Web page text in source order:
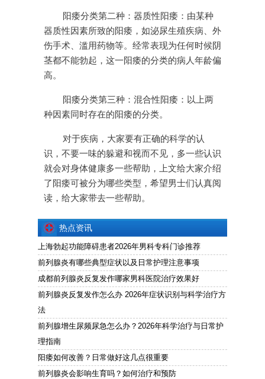
阳痿分类第二种：器质性阳痿：由某种
器质性因素所致的阳痿，如泌尿生殖疾病、外
伤手术、滥用药物等。经常表现为任何时候阴
茎都不能勃起，这一阳痿的分类的病人年龄偏
高。
阳痿分类第三种：混合性阳痿：以上两
种因素同时存在的阳痿的分类。
对于疾病，大家要有正确的科学的认
识，不要一味的躲避和视而不见，多一些认识
就会对身体健康多一些帮助，上文给大家介绍
了阳痿可被分为哪些类型，希望男士们认真阅
读，给大家带去一些帮助。
热点资讯
上海勃起功能障碍患者2026年男科专科门诊推荐
前列腺炎有哪些典型症状以及日常护理注意事项
成都前列腺炎反复发作哪家男科医院治疗效果好
前列腺炎反复发作怎么办 2026年症状识别与科学治疗方
法
前列腺增生尿频尿急怎么办？2026年科学治疗与日常护
理指南
阳痿如何改善？日常做好这几点很重要
前列腺炎会影响生育吗？如何治疗和预防